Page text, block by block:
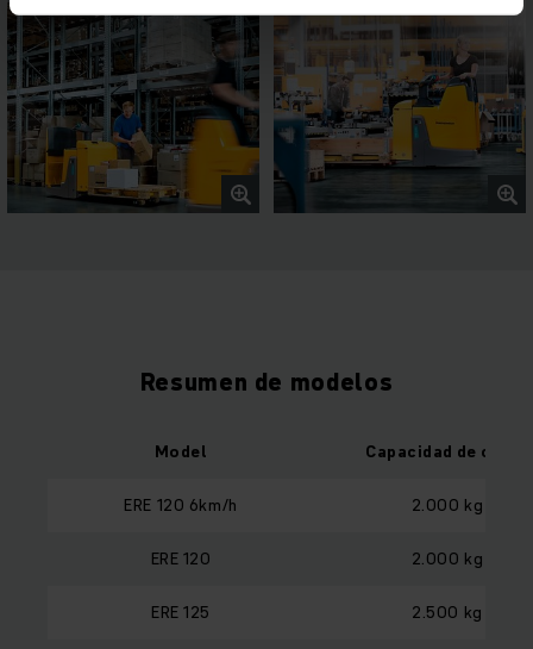
Resumen de modelos
Model Capacidad de carga
ERE 120 6km/h 2.000 kg
ERE 120 2.000 kg
ERE 125 2.500 kg